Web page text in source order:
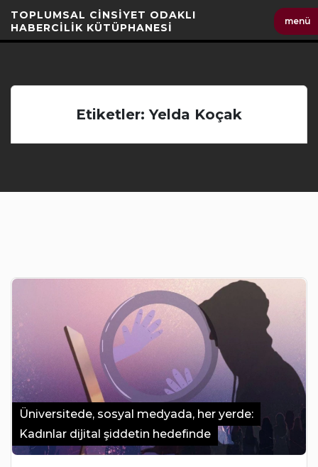
Geç
TOPLUMSAL CİNSİYET ODAKLI
HABERCİLİK KÜTÜPHANESİ
menü
Etiketler: Yelda Koçak
Üniversitede, sosyal medyada, her yerde:
Kadınlar dijital şiddetin hedefinde